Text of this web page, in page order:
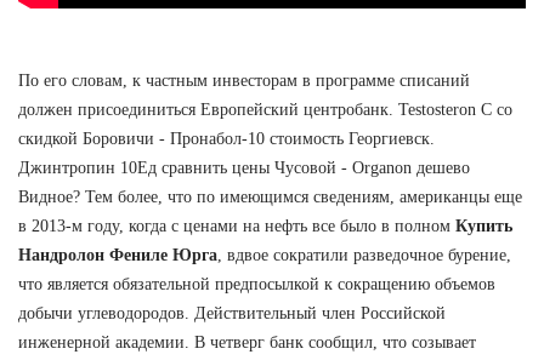
По его словам, к частным инвесторам в программе списаний
должен присоединиться Европейский центробанк. Testosteron C со
скидкой Боровичи - Пронабол-10 стоимость Георгиевск.
Джинтропин 10Ед сравнить цены Чусовой - Organon дешево
Видное? Тем более, что по имеющимся сведениям, американцы еще
в 2013-м году, когда с ценами на нефть все было в полном Купить
Нандролон Фениле Юрга , вдвое сократили разведочное бурение,
что является обязательной предпосылкой к сокращению объемов
добычи углеводородов. Действительный член Российской
инженерной академии. В четверг банк сообщил, что созывает